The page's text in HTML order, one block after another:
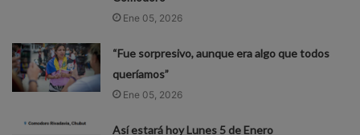
Ene 05, 2026
“Fue sorpresivo, aunque era algo que todos
queríamos”
Ene 05, 2026
Así estará hoy Lunes 5 de Enero